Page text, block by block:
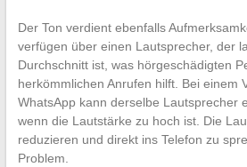
Der Ton verdient ebenfalls
verfügen über einen Lautsprecher, der
Durchschnitt ist, was hörgeschädigten
herkömmlichen Anrufen hilft. Bei einem
WhatsApp kann derselbe Lautsprecher
wenn die Lautstärke zu hoch ist. Die
reduzieren und direkt ins Telefon zu
Problem.